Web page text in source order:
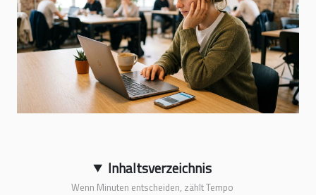
Inhaltsverzeichnis
Wenn Minuten entscheiden, zählt Tempo